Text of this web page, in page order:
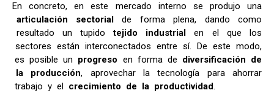
En concreto, en este mercado interno se produjo una
articulación sectorial de forma plena, dando como
resultado un tupidotejido industrial en el que los
sectores están interconectados entre sí. De este modo,
es posible un progreso en forma de diversificación de
la producción, aprovechar la tecnología para ahorrar
trabajo y el crecimiento de la productividad.